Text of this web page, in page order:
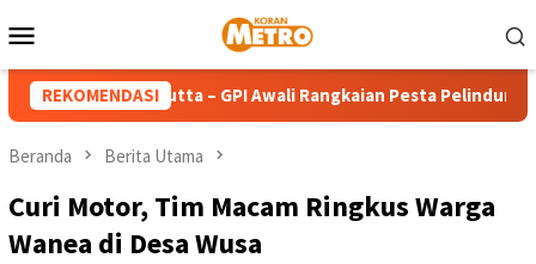
ke
Mobile
REKOMENDASI
Teresa Calcutta – GPI Awali Rangkaian Pesta Pelindung
Beranda Berita Utama
Curi Motor, Tim Macam Ringkus Warga
Wanea di Desa Wusa